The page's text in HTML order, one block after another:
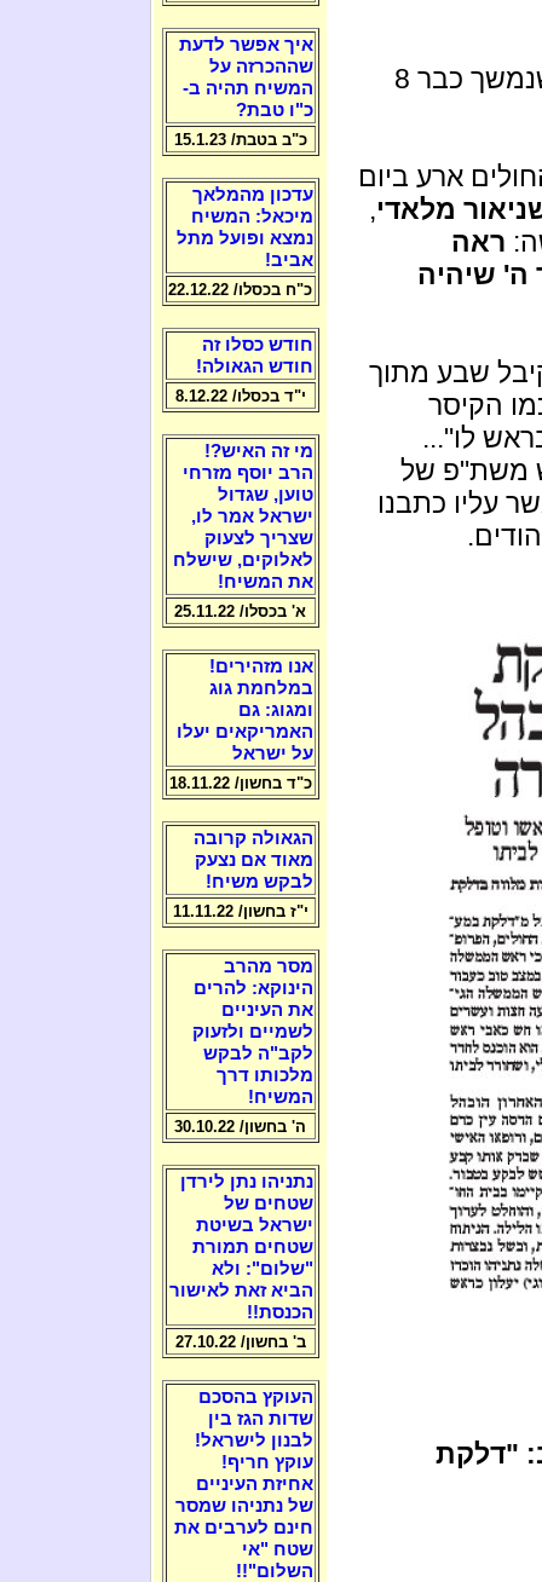
ואחרי כן ביקור נוסף וסופני בבתי החולים שנמשך כבר 8
ארע ביום
מלאדי,
ראה
ה' שיהיה
שבע מתוך
הקיסר
לו"...
משת"פ של
עליו כתבנו
"דלקת
איך אפשר לדעת
שההכרזה על
המשיח תהיה ב-
כ"ו טבת?
כ"ב בטבת/ 15.1.23
עדכון מהמלאך
מיכאל: המשיח
נמצא ופועל מתל
אביב!
כ"ח בכסלו/ 22.12.22
חודש כסלו זה
חודש הגאולה!
י"ד בכסלו/ 8.12.22
מי זה האיש?!
הרב יוסף מזרחי
טוען, שגדול
ישראל אמר לו,
שצריך לצעוק
לאלוקים, שישלח
את המשיח!
א' בכסלו/ 25.11.22
אנו מזהירים!
במלחמת גוג
ומגוג: גם
האמריקאים יעלו
על ישראל
כ"ד בחשון/ 18.11.22
הגאולה קרובה
מאוד אם נצעק
לבקש משיח!
י"ז בחשון/ 11.11.22
מסר מהרב
הינוקא: להרים
את העיניים
לשמיים ולזעוק
לקב"ה לבקש
מלכותו דרך
המשיח!
ה' בחשון/ 30.10.22
נתניהו נתן לירדן
שטחים של
ישראל בשיטת
שטחים תמורת
"שלום": ולא
הביא זאת לאישור
הכנסת!!
ב' בחשון/ 27.10.22
העוקץ בהסכם
שדות הגז בין
לבנון לישראל!
עוקץ חריף!
אחיזת העיניים
של נתניהו שמסר
חינם לערבים את
שטח "אי
השלום"!!